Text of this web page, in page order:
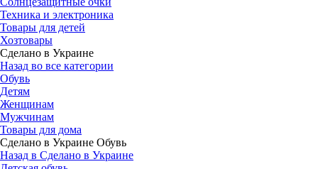
Техника и электроника
Товары для детей
Хозтовары
Сделано в Украине
Назад во все категории
Обувь
Детям
Женщинам
Мужчинам
Товары для дома
Сделано в Украине Обувь
Назад в Сделано в Украине